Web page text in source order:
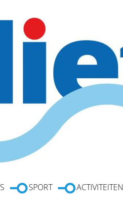
SPORT ACTIVITEITEN